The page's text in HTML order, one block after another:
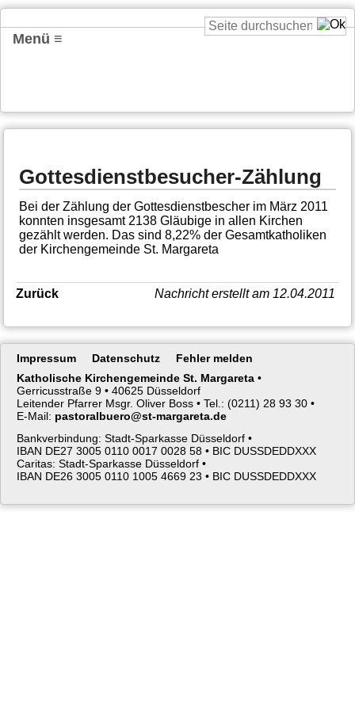
Menü ≡
Gottesdienstbesucher-Zählung
Bei der Zählung der Gottesdienstbescher im März 2011
konnten insgesamt 2138 Gläubige in allen Kirchen
gezählt werden. Das sind 8,22% der Gesamtkatholiken
der Kirchengemeinde St. Margareta
Nachricht erstellt am 12.04.2011
Zurück
Navigation
Impressum Datenschutz
Fehler melden
Katholische Kirchengemeinde St. Margareta •
Gerricusstraße 9 • 40625 Düsseldorf
Leitender Pfarrer Msgr. Oliver Boss • Tel.: (0211) 28 93 30 •
E-Mail: pastoralbuero@st-margareta.de
Bankverbindung: Stadt-Sparkasse Düsseldorf •
IBAN DE27 3005 0110 0017 0028 58 • BIC DUSSDEDDXXX
Caritas: Stadt-Sparkasse Düsseldorf •
IBAN DE26 3005 0110 1005 4669 23 • BIC DUSSDEDDXXX